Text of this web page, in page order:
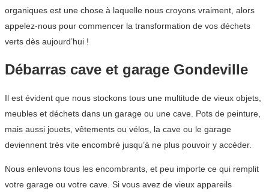
organiques est une chose à laquelle nous croyons vraiment, alors
appelez-nous pour commencer la transformation de vos déchets
verts dès aujourd’hui !
Débarras cave et garage Gondeville
Il est évident que nous stockons tous une multitude de vieux objets,
meubles et déchets dans un garage ou une cave. Pots de peinture,
mais aussi jouets, vêtements ou vélos, la cave ou le garage
deviennent très vite encombré jusqu’à ne plus pouvoir y accéder.
Nous enlevons tous les encombrants, et peu importe ce qui remplit
votre garage ou votre cave. Si vous avez de vieux appareils